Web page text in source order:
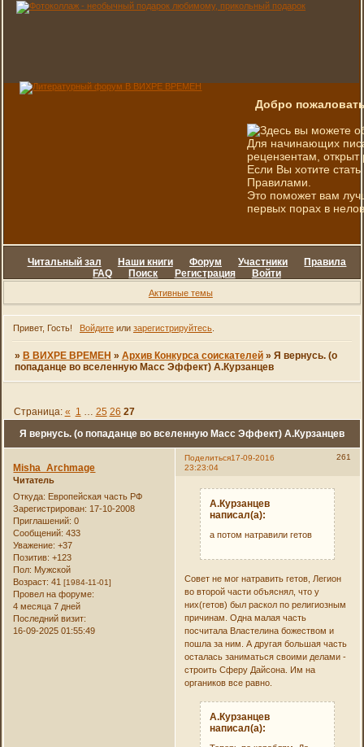
Добро
Здесь вы можете
Для начинающих
рецензентам, открыт
Если Вы хотите
Правилами.
Это поможет вам
первых порах в
Читальный зал Наши книги Форум Участники
Правила
FAQ
Поиск Регистрация Войти
Активные темы
Привет, Гость! Войдитеили зарегистрируйтесь.
» В ВИХРЕ ВРЕМЕН » Архив Конкурса соискателей » Я вернусь. (о
попаданце во вселенную Масс Эффект) А.Курзанцев
Я вернусь. (о попаданце во вселенную Масс Эффект) А.Курзанцев
Страница: « 1 … 25 26 27
Поделиться 261
17-09-2016
23:23:04
Misha_Archmage
Читатель
Откуда: Европейская часть РФ
Зарегистрирован: 17-10-2008
Приглашений: 0
Сообщений: 433
Уважение: +37
Позитив: +123
Пол: Мужской
Возраст: 41[1984-11-01]
Провел на форуме:
4 месяца 7 дней
Последний визит:
16-09-2025 01:55:49
А.Курзанцев
написал(а):
а потом натравили гетов
Совет не мог натравить гетов, Легион
во второй части объяснял, что у
них(гетов) был раскол по религиозным
причинам. Одна малая часть
посчитала Властелина божеством и
пошла за ним. А другая большая часть
осталась заниматься своими делами -
строить Сферу Дайсона. Им на
органиков все равно.
А.Курзанцев
написал(а):